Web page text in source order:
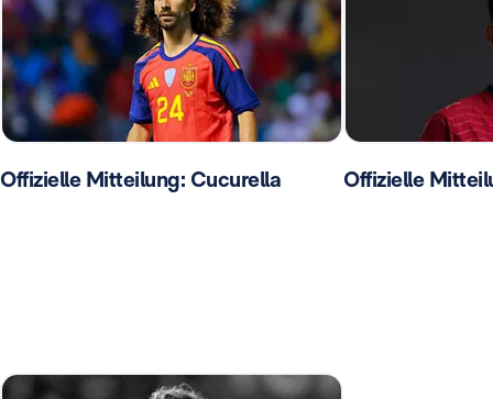
Offizielle Mitteilung: Cucurella Offizielle